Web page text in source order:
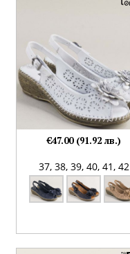
37, 38, 39, 40, 41, 42
€47.00 (91.92 лв.)